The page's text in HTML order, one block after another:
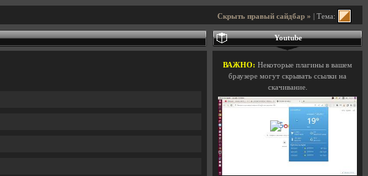
Скрыть правый сайдбар » | Тема:
Youtube
ВАЖНО: Некоторые плагины в вашем
браузере могут скрывать ссылки на
скачивание.